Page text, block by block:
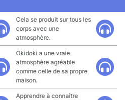
Cela se produit sur tous les
corps avec une
atmosphère.
Okidoki a une vraie
atmosphère agréable
comme celle de sa propre
maison.
Apprendre à connaître